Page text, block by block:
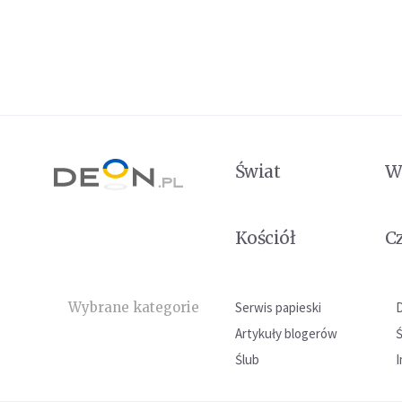
Świat
Kościół
Wybrane kategorie Serwis papieski
Artykuły blogerów
Ślub